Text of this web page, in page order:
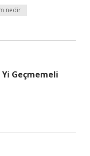
nedir
Yi Geçmemeli